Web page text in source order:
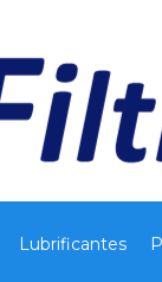
Lubrificantes